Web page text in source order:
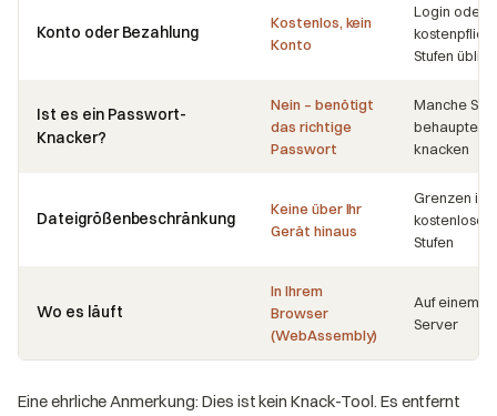
Konto oder Bezahlung
Kostenlos, kein
Konto
Login oder
Stufen üblich
Ist es ein Passwort-
Knacker?
Nein – benötigt
das richtige
Passwort
Manche
behaupten,
knacken
Dateigrößenbeschränkung
Keine über Ihr
Gerät hinaus
Grenzen in
kostenlosen
Stufen
Wo es läuft
In Ihrem
Browser
(WebAssembly)
Auf einem
Server
Eine ehrliche Anmerkung: Dies ist kein Knack-Tool. Es entfernt